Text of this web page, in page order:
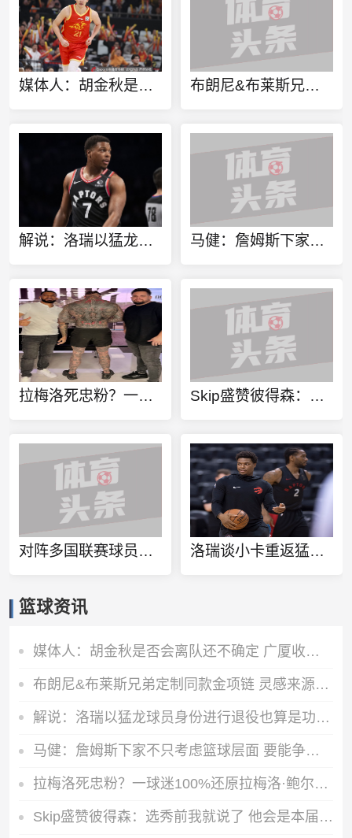
媒体人：胡金秋是否会离队还不确定 广厦收到一些报价 且金额不低 布朗尼&布莱斯兄弟定制同款金项链 灵感来源于兄弟之情
解说：洛瑞以猛龙球员身份进行退役也算是功成身退、落叶归根了 马健：詹姆斯下家不只考虑篮球层面 要能争冠&薪资合适&跟老板熟
拉梅洛死忠粉？一球迷100%还原拉梅洛·鲍尔的满背纹身 Skip盛赞彼得森：选秀前我就说了 他会是本届最强球员
对阵多国联赛球员！徐杰和张博源相约美国高质量野球局 洛瑞谈小卡重返猛龙：球队想再夺一个冠军 这一切都将从小卡开始
篮球资讯
媒体人：胡金秋是否会离队还不确定 广厦收到一些报价 且金额不低
布朗尼&布莱斯兄弟定制同款金项链 灵感来源于兄弟之情
解说：洛瑞以猛龙球员身份进行退役也算是功成身退、落叶归根了
马健：詹姆斯下家不只考虑篮球层面 要能争冠&薪资合适&跟老板熟
拉梅洛死忠粉？一球迷100%还原拉梅洛·鲍尔的满背纹身
Skip盛赞彼得森：选秀前我就说了 他会是本届最强球员